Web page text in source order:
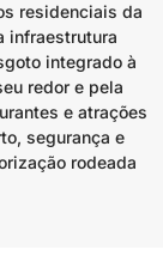
residenciais da
infraestrutura
integrado à
redor e pela
e atrações
segurança e
rodeada